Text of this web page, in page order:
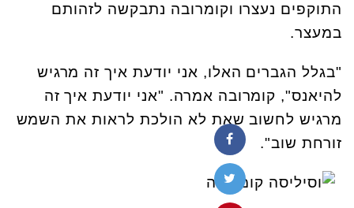
התוקפים נעצרו וקומרובה נתבקשה לזהותם
במעצר.
"בגלל הגברים האלו, אני יודעת איך זה מרגיש
להיאנס", קומרובה אמרה. "אני יודעת איך זה
מרגיש לחשוב שאת לא הולכת לראות את השמש
זורחת שוב".